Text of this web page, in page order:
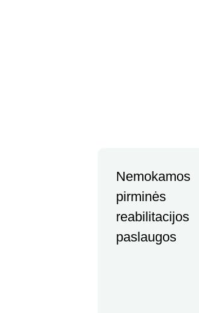
Nemokamos
pirminės
reabilitacijos
paslaugos